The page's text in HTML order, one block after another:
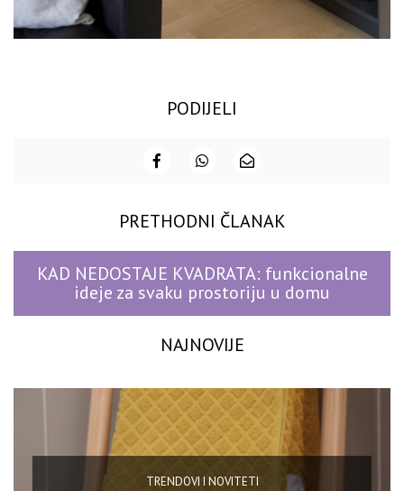
PODIJELI
PRETHODNI ČLANAK
KAD NEDOSTAJE KVADRATA: funkcionalne
ideje za svaku prostoriju u domu
NAJNOVIJE
TRENDOVI I NOVITETI